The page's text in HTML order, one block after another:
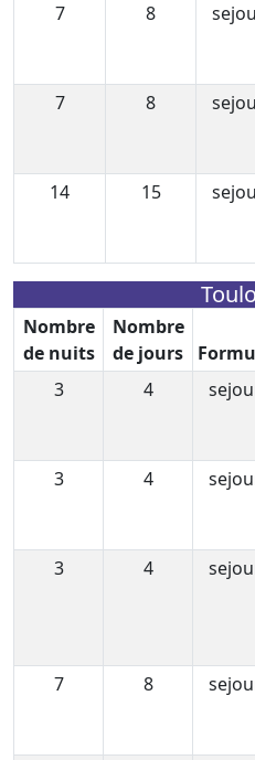
7
8
7
8
14
15
Nombre
de nuits
Nombre
de jours
3
4
3
4
3
4
7
8